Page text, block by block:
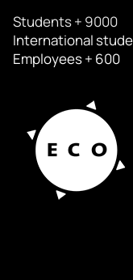
Students + 9000
International
Employees + 600